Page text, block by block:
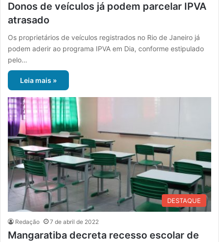
Donos de veículos já podem parcelar IPVA
atrasado
Os proprietários de veículos registrados no Rio de Janeiro já
podem aderir ao programa IPVA em Dia, conforme estipulado
pelo…
Leia mais »
DESTAQUE
Redação 7 de abril de 2022
Mangaratiba decreta recesso escolar de